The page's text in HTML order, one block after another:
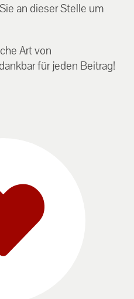
an dieser Stelle um
Art von
für jeden Beitrag!